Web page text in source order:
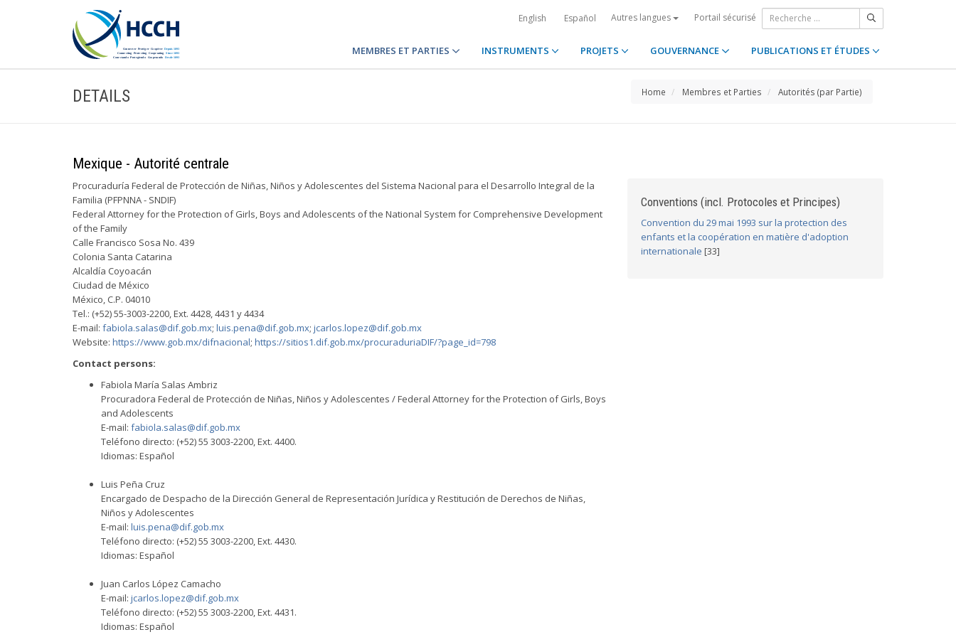
English Español Autres langues Portail sécurisé
MEMBRES ET PARTIES INSTRUMENTS PROJETS GOUVERNANCE PUBLICATIONS ET ÉTUDES
DETAILS Home Membres et Parties Autorités (par Partie)
Mexique - Autorité centrale
Procuraduría Federal de Protección de Niñas, Niños y Adolescentes del Sistema Nacional para el Desarrollo Integral de la
Familia (PFPNNA - SNDIF)
Federal Attorney for the Protection of Girls, Boys and Adolescents of the National System for Comprehensive Development
of the Family
Calle Francisco Sosa No. 439
Colonia Santa Catarina
Alcaldía Coyoacán
Ciudad de México
México, C.P. 04010
Tel.: (+52) 55-3003-2200, Ext. 4428, 4431 y 4434
E-mail: fabiola.salas@dif.gob.mx; luis.pena@dif.gob.mx; jcarlos.lopez@dif.gob.mx
Website: https://www.gob.mx/difnacional; https://sitios1.dif.gob.mx/procuraduriaDIF/?page_id=798
Contact persons:
Fabiola María Salas Ambriz
Procuradora Federal de Protección de Niñas, Niños y Adolescentes / Federal Attorney for the Protection of Girls, Boys
and Adolescents
E-mail: fabiola.salas@dif.gob.mx
Teléfono directo: (+52) 55 3003-2200, Ext. 4400.
Idiomas: Español
Luis Peña Cruz
Encargado de Despacho de la Dirección General de Representación Jurídica y Restitución de Derechos de Niñas,
Niños y Adolescentes
E-mail: luis.pena@dif.gob.mx
Teléfono directo: (+52) 55 3003-2200, Ext. 4430.
Idiomas: Español
Juan Carlos López Camacho
E-mail: jcarlos.lopez@dif.gob.mx
Teléfono directo: (+52) 55 3003-2200, Ext. 4431.
Idiomas: Español
Conventions (incl. Protocoles et Principes)
Convention du 29 mai 1993 sur la protection des
enfants et la coopération en matière d'adoption
internationale [33]